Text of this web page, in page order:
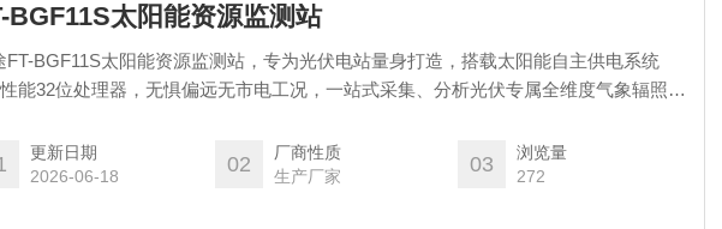
BGF11S太阳能资源监测站
FT-BGF11S太阳能资源监测站，专为光伏电站量身打造，搭载太阳能自主供电系统
能32位处理器，无惧偏远无市电工况，一站式采集、分析光伏专属全维度气象辐照数
更新日期
2026-06-18
02
厂商性质
生产厂家
03
浏览量
272